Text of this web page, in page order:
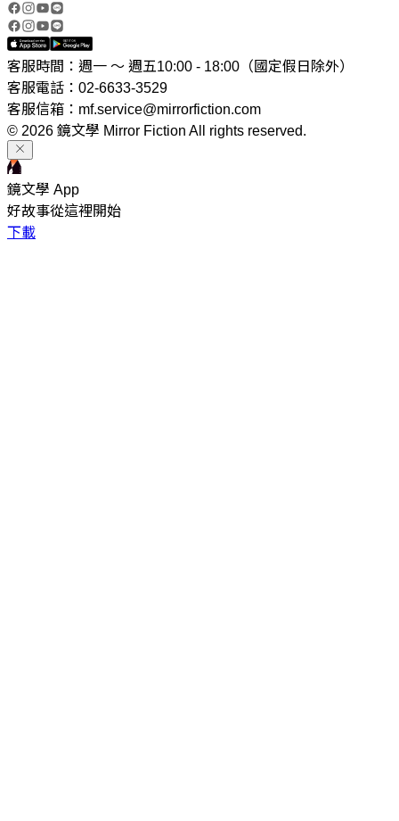
客服時間：週一 ～ 週五10:00 - 18:00（國定假日除外）
客服電話：02-6633-3529
客服信箱：mf.service@mirrorfiction.com
© 2026 鏡文學 Mirror Fiction All rights reserved.
鏡文學 App
好故事從這裡開始
下載